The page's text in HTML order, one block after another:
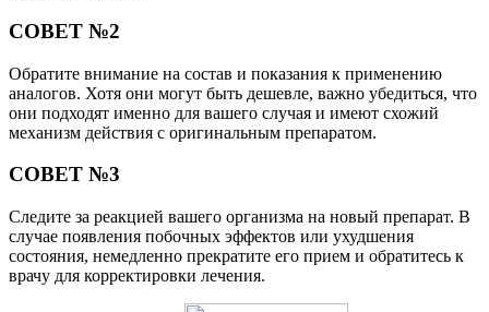
СОВЕТ №2
Обратите внимание на состав и показания к применению
аналогов. Хотя они могут быть дешевле, важно убедиться, что
они подходят именно для вашего случая и имеют схожий
механизм действия с оригинальным препаратом.
СОВЕТ №3
Следите за реакцией вашего организма на новый препарат. В
случае появления побочных эффектов или ухудшения
состояния, немедленно прекратите его прием и обратитесь к
врачу для корректировки лечения.